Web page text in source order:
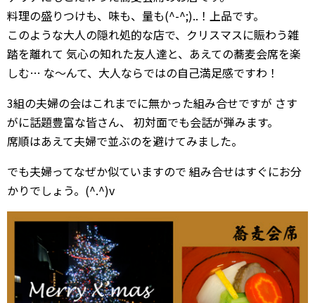
料理の盛りつけも、味も、量も(^-^;)..！上品です。
このような大人の隠れ処的な店で、クリスマスに賑わう雑
踏を離れて 気心の知れた友人達と、あえての蕎麦会席を楽
しむ… な〜んて、大人ならではの自己満足感ですわ！
3組の夫婦の会はこれまでに無かった組み合せですが さす
がに話題豊富な皆さん、 初対面でも会話が弾みます。
席順はあえて夫婦で並ぶのを避けてみました。
でも夫婦ってなぜか似ていますので 組み合せはすぐにお分
かりでしょう。(^.^)v